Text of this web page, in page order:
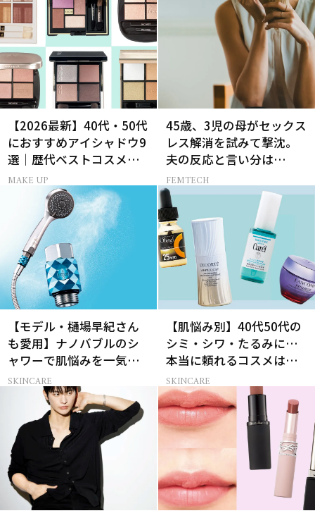
【2026最新】40代・50代
におすすめアイシャドウ9
選｜歴代ベストコスメ受
賞まとめ
MAKE UP
45歳、3児の母がセックス
レス解消を試みて撃沈。
夫の反応と言い分は…
FEMTECH
【モデル・樋場早紀さん
も愛用】ナノバブルのシ
ャワーで肌悩みを一気に
解決
SKINCARE
【肌悩み別】40代50代の
シミ・シワ・たるみに…
本当に頼れるコスメは？
ベスコス受賞スキンケア
21選
SKINCARE